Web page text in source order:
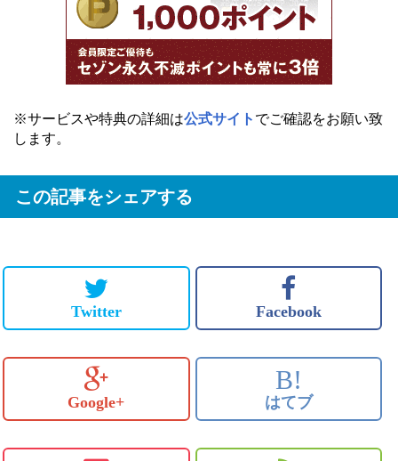
※サービスや特典の詳細は公式サイト でご確認をお願い致
します。
この記事をシェアする
Twitter Facebook
Google+
B!
はてブ